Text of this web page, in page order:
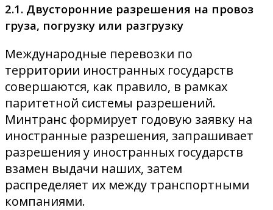
2.1. Двусторонние разрешения на провоз
груза, погрузку или разгрузку
Международные перевозки по
территории иностранных государств
совершаются, как правило, в рамках
паритетной системы разрешений.
Минтранс формирует годовую заявку на
иностранные разрешения, запрашивает
разрешения у иностранных государств
взамен выдачи наших, затем
распределяет их между транспортными
компаниями.